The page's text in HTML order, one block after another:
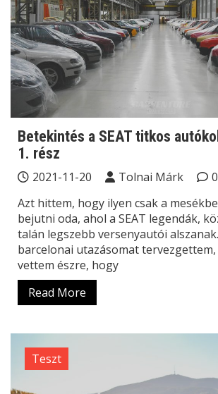
Betekintés a SEAT titkos
1. rész
2021-11-20 Tolnai Márk
0
Azt hittem, hogy ilyen csak a
bejutni oda, ahol a SEAT legendák,
talán legszebb versenyautói
barcelonai utazásomat
vettem észre, hogy
Read More
Teszt